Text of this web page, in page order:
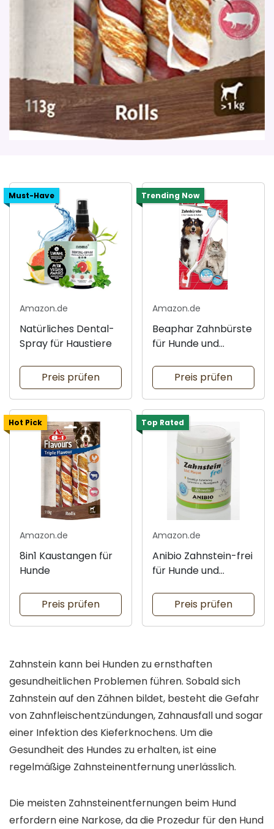
Must-Have
Amazon.de
Natürliches Dental-
Spray für Haustiere
Preis prüfen
Trending Now
Amazon.de
Beaphar Zahnbürste
für Hunde und
Preis prüfen
Hot Pick
Amazon.de
8in1 Kaustangen für
Hunde
Preis prüfen
Top Rated
Amazon.de
Anibio Zahnstein-frei
für Hunde und
Preis prüfen
Zahnstein kann bei Hunden zu ernsthaften
gesundheitlichen Problemen führen. Sobald sich
Zahnstein auf den Zähnen bildet, besteht die Gefahr
von Zahnfleischentzündungen, Zahnausfall und sogar
einer Infektion des Kieferknochens. Um die
Gesundheit des Hundes zu erhalten, ist eine
regelmäßige Zahnsteinentfernung unerlässlich.
Die meisten Zahnsteinentfernungen beim Hund
erfordern eine Narkose, da die Prozedur für den Hund